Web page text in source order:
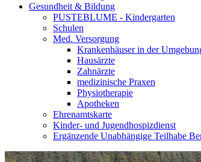
Gesundheit & Bildung
PUSTEBLUME - Kindergarten
Schulen
Med. Versorgung
Krankenhäuser in der
Hausärzte
Zahnärzte
medizinische Praxen
Physiotherapie
Apotheken
Ehrenamtskarte
Kinder- und Jugendhospizdienst
Ergänzende Unabhängige Teilhabe